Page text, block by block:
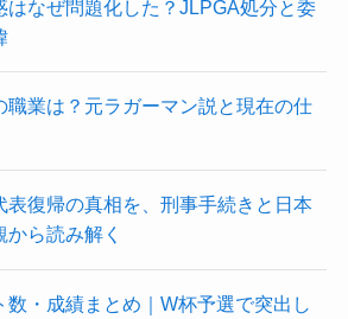
はなぜ問題化した？JLPGA処分と委
職業は？元ラガーマン説と現在の仕
表復帰の真相を、刑事手続きと日本
ら読み解く
数・成績まとめ｜W杯予選で突出し